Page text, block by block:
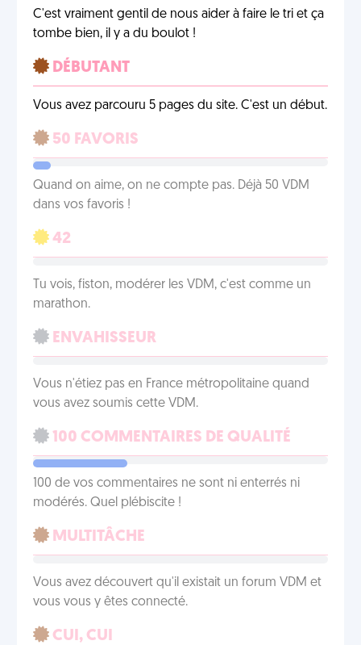
C'est vraiment gentil de nous aider à faire le tri et ça
tombe bien, il y a du boulot !
DÉBUTANT
Vous avez parcouru 5 pages du site. C'est un début.
50 FAVORIS
Quand on aime, on ne compte pas. Déjà 50 VDM
dans vos favoris !
42
Tu vois, fiston, modérer les VDM, c'est comme un
marathon.
ENVAHISSEUR
Vous n'étiez pas en France métropolitaine quand
vous avez soumis cette VDM.
100 COMMENTAIRES DE QUALITÉ
100 de vos commentaires ne sont ni enterrés ni
modérés. Quel plébiscite !
MULTITÂCHE
Vous avez découvert qu'il existait un forum VDM et
vous vous y êtes connecté.
CUI, CUI